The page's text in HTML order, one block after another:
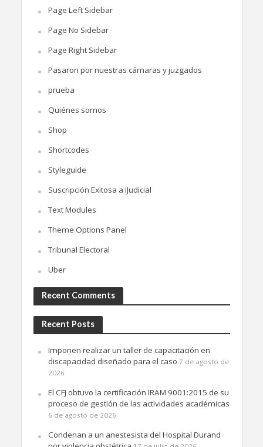
Page Left Sidebar
Page No Sidebar
Page Right Sidebar
Pasaron por nuestras cámaras y juzgados
prueba
Quiénes somos
Shop
Shortcodes
Styleguide
Suscripción Exitosa a iJudicial
Text Modules
Theme Options Panel
Tribunal Electoral
Uber
Recent Comments
Recent Posts
Imponen realizar un taller de capacitación en
discapacidad diseñado para el caso 7 de agosto de
2026
El CFJ obtuvo la certificación IRAM 9001:2015 de su
proceso de gestión de las actividades académicas
6 de agosto de 2026
Condenan a un anestesista del Hospital Durand